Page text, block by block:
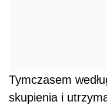
Tymczasem
skupienia i